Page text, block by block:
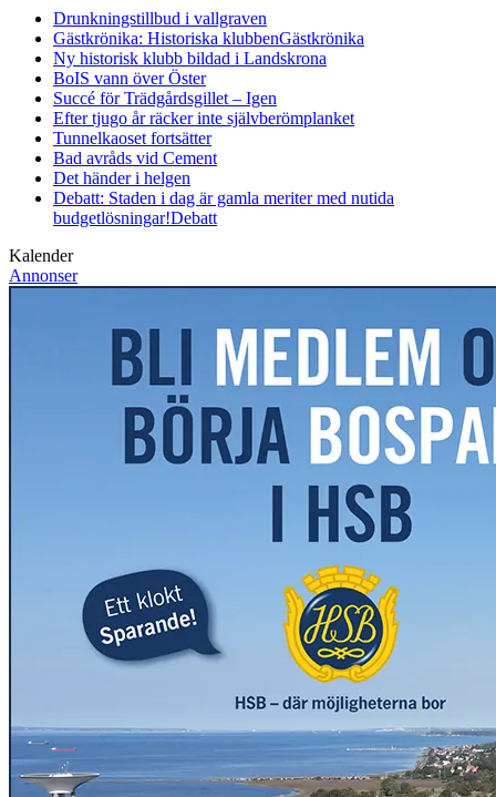
Drunkningstillbud i vallgraven
Gästkrönika: Historiska klubbenGästkrönika
Ny historisk klubb bildad i Landskrona
BoIS vann över Öster
Succé för Trädgårdsgillet – Igen
Efter tjugo år räcker inte självberömplanket
Tunnelkaoset fortsätter
Bad avråds vid Cement
Det händer i helgen
Debatt: Staden i dag är gamla meriter med nutida
budgetlösningar!Debatt
Kalender
Annonser